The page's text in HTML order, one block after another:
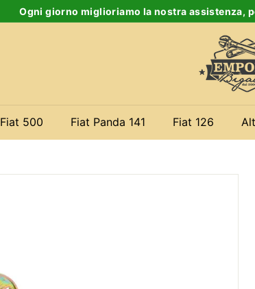
Ogni giorno miglioriamo la nostra assistenza,
E
r
i
Fiat 500 Fiat Panda 141 Fiat 126